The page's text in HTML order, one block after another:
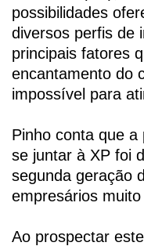
possibilidades
diversos perfis de
principais fatores
encantamento do
impossível para
Pinho conta que
se juntar à XP foi
segunda geração
empresários
Ao prospectar